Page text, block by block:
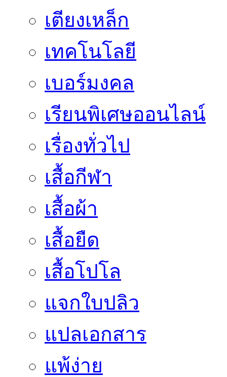
เตียงเหล็ก
เทคโนโลยี
เบอร์มงคล
เรียนพิเศษออนไลน์
เรื่องทั่วไป
เสื้อกีฬา
เสื้อผ้า
เสื้อยืด
เสื้อโปโล
แจกใบปลิว
แปลเอกสาร
แพ้ง่าย